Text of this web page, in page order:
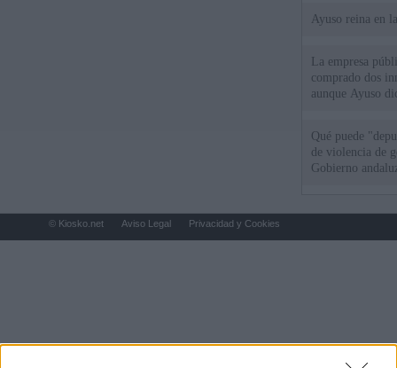
Ayuso reina en
La empresa
comprado dos
aunque Ayuso
Qué puede
de violencia de
Gobierno
© Kiosko.net Aviso Legal Privacidad y Cookies